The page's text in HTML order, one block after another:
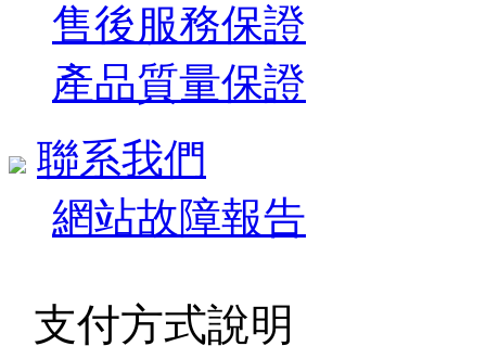
售後服務保證
產品質量保證
聯系我們
網站故障報告
支付方式說明